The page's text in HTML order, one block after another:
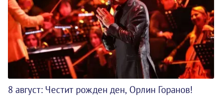
8 август: Честит рожден ден, Орлин Горанов!